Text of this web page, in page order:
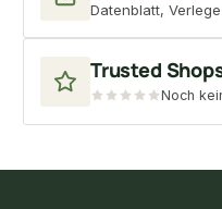
Datenblatt,
Trusted
Noch